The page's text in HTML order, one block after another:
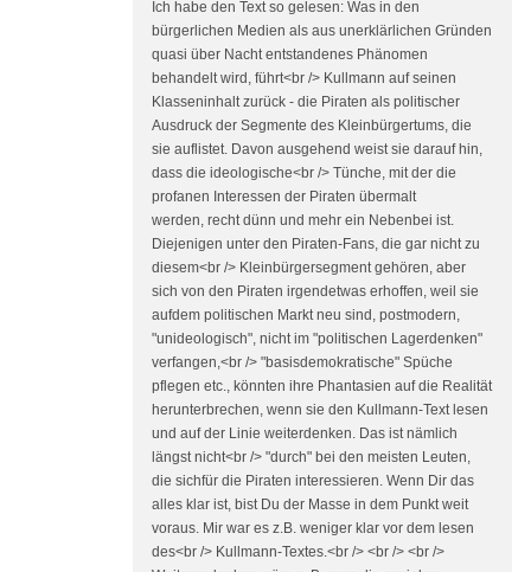
Ich habe den Text so gelesen: Was in den
bürgerlichen Medien als aus unerklärlichen Gründen
quasi über Nacht entstandenes Phänomen
behandelt wird, führt<br /> Kullmann auf seinen
Klasseninhalt zurück - die Piraten als politischer
Ausdruck der Segmente des Kleinbürgertums, die
sie auflistet. Davon ausgehend weist sie darauf hin,
dass die ideologische<br /> Tünche, mit der die
profanen Interessen der Piraten übermalt
werden, recht dünn und mehr ein Nebenbei ist.
Diejenigen unter den Piraten-Fans, die gar nicht zu
diesem<br /> Kleinbürgersegment gehören, aber
sich von den Piraten irgendetwas erhoffen, weil sie
aufdem politischen Markt neu sind, postmodern,
"unideologisch", nicht im "politischen Lagerdenken"
verfangen,<br /> "basisdemokratische" Spüche
pflegen etc., könnten ihre Phantasien auf die Realität
herunterbrechen, wenn sie den Kullmann-Text lesen
und auf der Linie weiterdenken. Das ist nämlich
längst nicht<br /> "durch" bei den meisten Leuten,
die sichfür die Piraten interessieren. Wenn Dir das
alles klar ist, bist Du der Masse in dem Punkt weit
voraus. Mir war es z.B. weniger klar vor dem lesen
des<br /> Kullmann-Textes.<br /> <br /> <br />